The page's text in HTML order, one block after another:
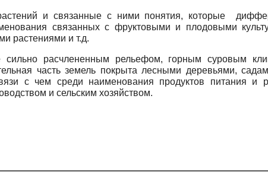
и связанные с ними понятия, которые
связанных с фруктовыми и плодовыми
растениями и т.д.
сильно расчлененным рельефом, горным суровым
часть земель покрыта лесными деревьями,
с чем среди наименования продуктов питания
и сельским хозяйством.